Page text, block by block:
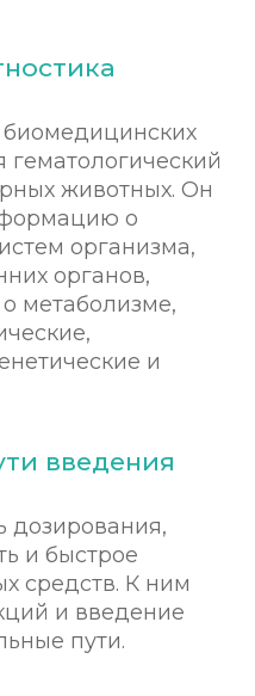
гематологический
животных. Он
о
организма,
органов,
метаболизме,
и
введения
дозирования,
и быстрое
средств. К ним
и введение
пути.